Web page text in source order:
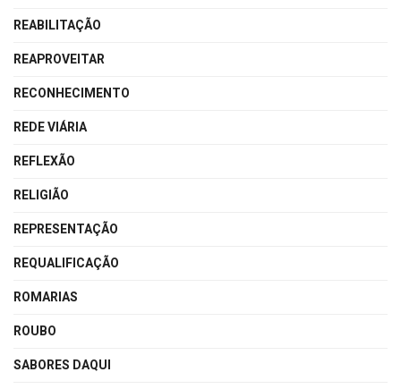
REABILITAÇÃO
REAPROVEITAR
RECONHECIMENTO
REDE VIÁRIA
REFLEXÃO
RELIGIÃO
REPRESENTAÇÃO
REQUALIFICAÇÃO
ROMARIAS
ROUBO
SABORES DAQUI